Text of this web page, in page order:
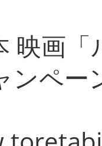
映画
ンペー